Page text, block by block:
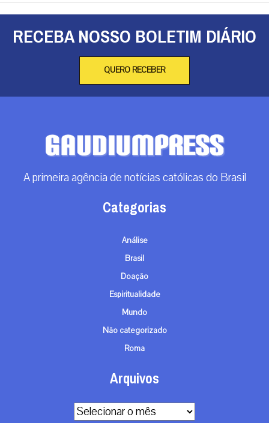
RECEBA NOSSO BOLETIM DIÁRIO
QUERO RECEBER
A primeira agência de notícias católicas do Brasil
Categorias
Análise
Brasil
Doação
Espiritualidade
Mundo
Não categorizado
Roma
Arquivos
Arquivos